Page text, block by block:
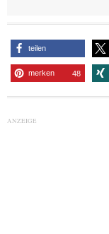
teilen
merken 48
ANZEIGE